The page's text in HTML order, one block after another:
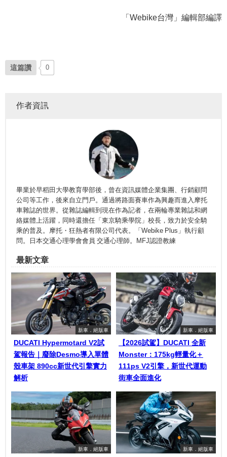
「Webike台灣」編輯部編譯
這篇讚 0
作者資訊
畢業於早稻田大學教育學部後，曾在資訊媒體企業集團、行銷顧問
公司等工作，後來自立門戶。通過將路面賽車作為興趣而進入摩托
車雜誌的世界。從雜誌編輯到現在作為記者，在兩輪專業雜誌和網
絡媒體上活躍，同時還擔任「東京騎乘學院」校長，致力於安全騎
乘的普及。摩托・狂熱者有限公司代表。「Webike Plus」執行顧
問。日本交通心理學會會員 交通心理師。MFJ認證教練
最新文章
新車．絕版車
DUCATI Hypermotard V2試
駕報告｜廢除Desmo導入單體
殼車架 890cc新世代引擎實力
解析
新車．絕版車
【2026試駕】DUCATI 全新
Monster：175kg輕量化＋
111ps V2引擎，新世代運動
街車全面進化
新車．絕版車 新車．絕版車